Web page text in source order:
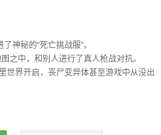
神秘的“死亡挑战服”。
之中，和别人进行了真人枪战对抗。
世界开启，丧尸变异体甚至游戏中从没出